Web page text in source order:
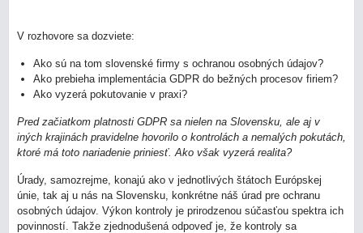
V rozhovore sa dozviete:
Ako sú na tom slovenské firmy s ochranou osobných údajov?
Ako prebieha implementácia GDPR do bežných procesov firiem?
Ako vyzerá pokutovanie v praxi?
Pred začiatkom platnosti GDPR sa nielen na Slovensku, ale aj v
iných krajinách pravidelne hovorilo o kontrolách a nemalých pokutách,
ktoré má toto nariadenie priniesť. Ako však vyzerá realita?
Úrady, samozrejme, konajú ako v jednotlivých štátoch Európskej
únie, tak aj u nás na Slovensku, konkrétne náš úrad pre ochranu
osobných údajov. Výkon kontroly je prirodzenou súčasťou spektra ich
povinností. Takže zjednodušená odpoveď je, že kontroly sa